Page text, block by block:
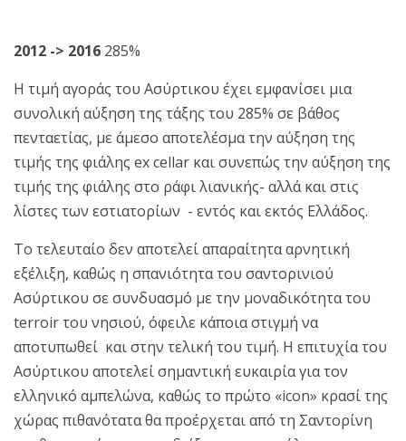
2012 -> 2016 285%
Η τιμή αγοράς του Ασύρτικου έχει εμφανίσει μια
συνολική αύξηση της τάξης του 285% σε βάθος
πενταετίας, με άμεσο αποτελέσμα την αύξηση της
τιμής της φιάλης ex cellar και συνεπώς την αύξηση της
τιμής της φιάλης στο ράφι λιανικής- αλλά και στις
λίστες των εστιατορίων - εντός και εκτός Ελλάδος.
Το τελευταίο δεν αποτελεί απαραίτητα αρνητική
εξέλιξη, καθώς η σπανιότητα του σαντορινιού
Ασύρτικου σε συνδυασμό με την μοναδικότητα του
terroir του νησιού, όφειλε κάποια στιγμή να
αποτυπωθεί και στην τελική του τιμή. Η επιτυχία του
Ασύρτικου αποτελεί σημαντική ευκαιρία για τον
ελληνικό αμπελώνα, καθώς το πρώτο «icon» κρασί της
χώρας πιθανότατα θα προέρχεται από τη Σαντορίνη